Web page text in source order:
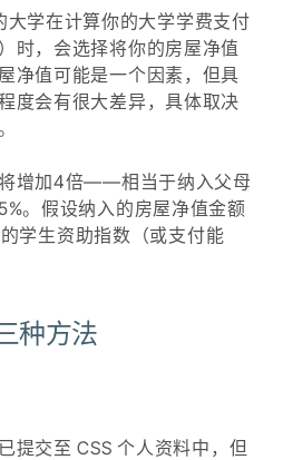
大学在计算你的大学学费支付
时，会选择将你的房屋净值
净值可能是一个因素，但具
度会有很大差异，具体取决
增加4倍——相当于纳入父母
。假设纳入的房屋净值金额
学生资助指数（或支付能
种方法
提交至 CSS 个人资料中，但